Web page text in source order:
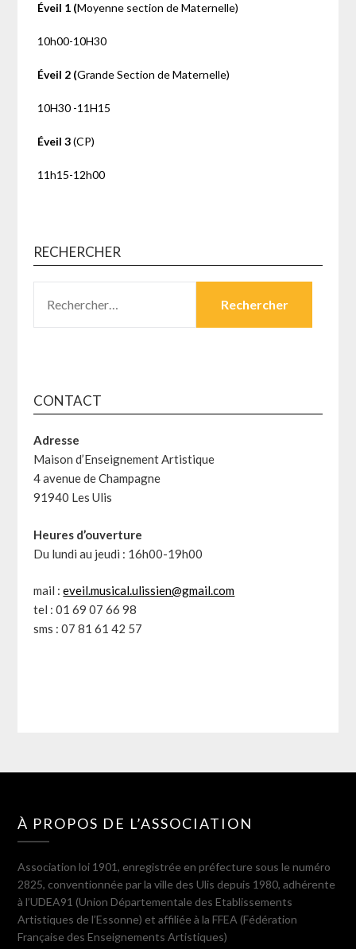
Éveil 1 (Moyenne section de Maternelle)
10h00-10H30
Éveil 2 (Grande Section de Maternelle)
10H30 -11H15
Éveil 3(CP)
11h15-12h00
RECHERCHER
CONTACT
Adresse
Maison d’Enseignement Artistique
4 avenue de Champagne
91940 Les Ulis
Heures d’ouverture
Du lundi au jeudi : 16h00-19h00
mail :eveil.musical.ulissien@gmail.com
tel : 01 69 07 66 98
sms : 07 81 61 42 57
À PROPOS DE L’ASSOCIATION
Association loi 1901, enregistrée en préfecture sous le numéro
2825, conventionnée par la ville des Ulis depuis 1980, adhérente
à l’UDEA91 (Union Départementale des Etablissements
Artistiques de l’Essonne) et affiliée à la FFEA (Fédération
Française des Enseignements Artistiques)